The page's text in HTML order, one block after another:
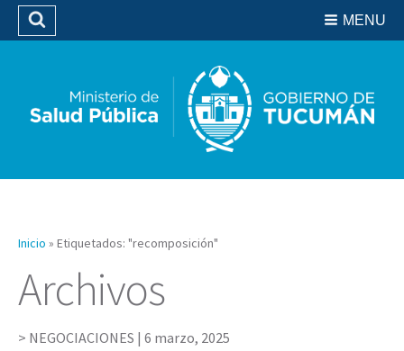
Biblioteca
MENU
Buscar
Inicio » Etiquetados: "recomposición"
Archivos
NEGOCIACIONES | 6 marzo, 2025